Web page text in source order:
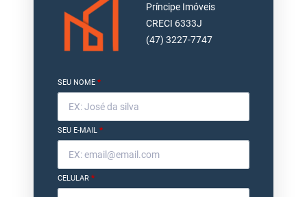
Príncipe Imóveis
CRECI 6333J
(47) 3227-7747
SEU NOME *
SEU E-MAIL *
CELULAR *